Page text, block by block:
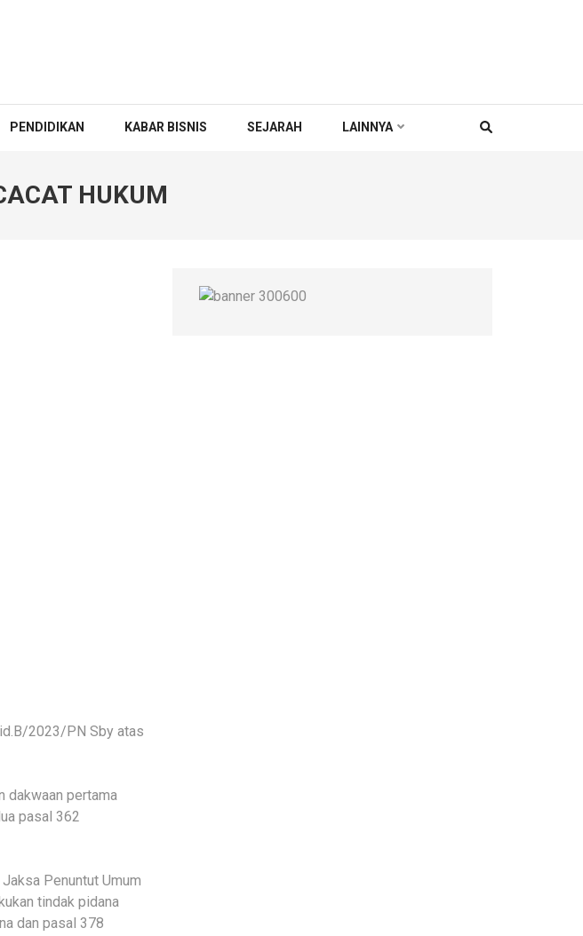
PENDIDIKAN KABAR BISNIS SEJARAH LAINNYA
HUKUM
2023/PN Sby atas
dakwaan pertama
pasal 362
Penuntut Umum
tindak pidana
dan pasal 378